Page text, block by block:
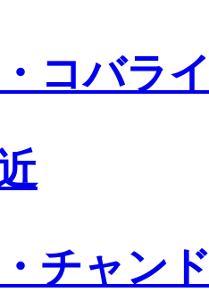
コバラ
チャン